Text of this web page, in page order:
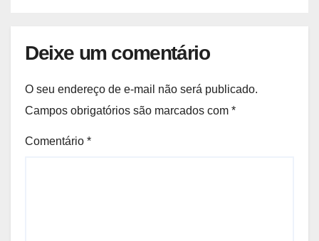
Deixe um comentário
O seu endereço de e-mail não será publicado.
Campos obrigatórios são marcados com *
Comentário *